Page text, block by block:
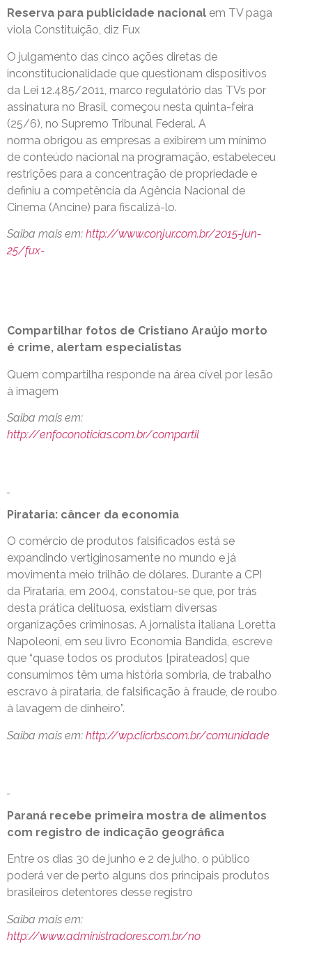
Reserva para publicidade nacional em TV paga
viola Constituição, diz Fux
O julgamento das cinco ações diretas de
inconstitucionalidade que questionam dispositivos
da Lei 12.485/2011, marco regulatório das TVs por
assinatura no Brasil, começou nesta quinta-feira
(25/6), no Supremo Tribunal Federal. A
norma obrigou as empresas a exibirem um mínimo
de conteúdo nacional na programação, estabeleceu
restrições para a concentração de propriedade e
definiu a competência da Agência Nacional de
Cinema (Ancine) para fiscalizá-lo.
Saiba mais em: http://www.conjur.com.br/2015-jun-
25/fux-
Compartilhar fotos de Cristiano Araújo morto
é crime, alertam especialistas
Quem compartilha responde na área cível por lesão
à imagem
Saiba mais em:
http://enfoconoticias.com.br/compartil
Pirataria: câncer da economia
O comércio de produtos falsificados está se
expandindo vertiginosamente no mundo e já
movimenta meio trilhão de dólares. Durante a CPI
da Pirataria, em 2004, constatou-se que, por trás
desta prática delituosa, existiam diversas
organizações criminosas. A jornalista italiana Loretta
Napoleoni, em seu livro Economia Bandida, escreve
que “quase todos os produtos [pirateados] que
consumimos têm uma história sombria, de trabalho
escravo à pirataria, de falsificação à fraude, de roubo
à lavagem de dinheiro”.
Saiba mais em: http://wp.clicrbs.com.br/comunidade
Paraná recebe primeira mostra de alimentos
com registro de indicação geográfica
Entre os dias 30 de junho e 2 de julho, o público
poderá ver de perto alguns dos principais produtos
brasileiros detentores desse registro
Saiba mais em:
http://www.administradores.com.br/no